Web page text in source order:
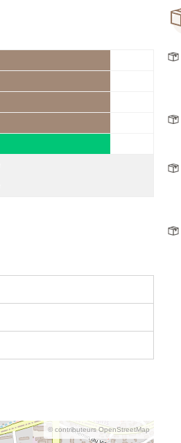
© contributeurs OpenStreetMap